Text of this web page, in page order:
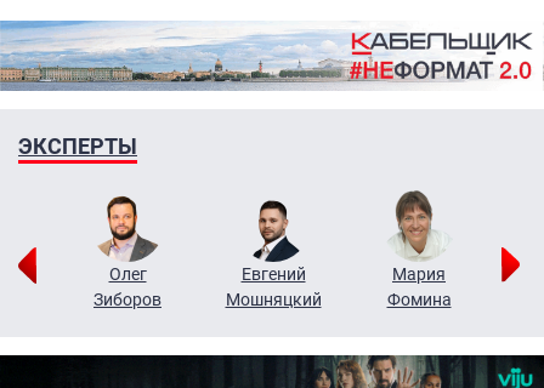
ЭКСПЕРТЫ
Олег
Зиборов
Евгений
Мошняцкий
Мария
Фомина